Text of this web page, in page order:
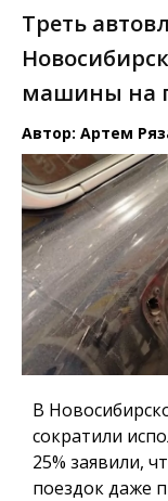
Треть
машины на
Автор: Артем
В
сократили
25% заявили,
поездок даже